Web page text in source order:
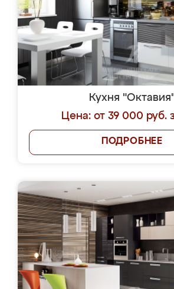
Кухня
Цена: от 39 000 руб.
ПОДРОБНЕЕ